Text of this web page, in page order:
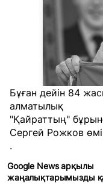
Бұған дейін 84
алматылық
"Қайраттың"
Сергей Рожков
.
Google News арқылы
жаңалықтарымызды